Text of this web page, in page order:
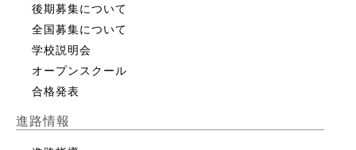
後期募集について
全国募集について
学校説明会
オープンスクール
合格発表
進路情報